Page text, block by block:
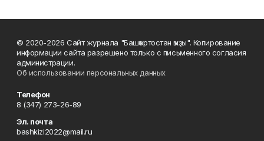
© 2020-2026 Сайт журнала "Башҡортостан ҡыҙы". Копирование
информации сайта разрешено только с письменного согласия
администрации.
Об использовании персональных данных
Телефон
8 (347) 273-26-89
Эл. почта
bashkizi2022@mail.ru